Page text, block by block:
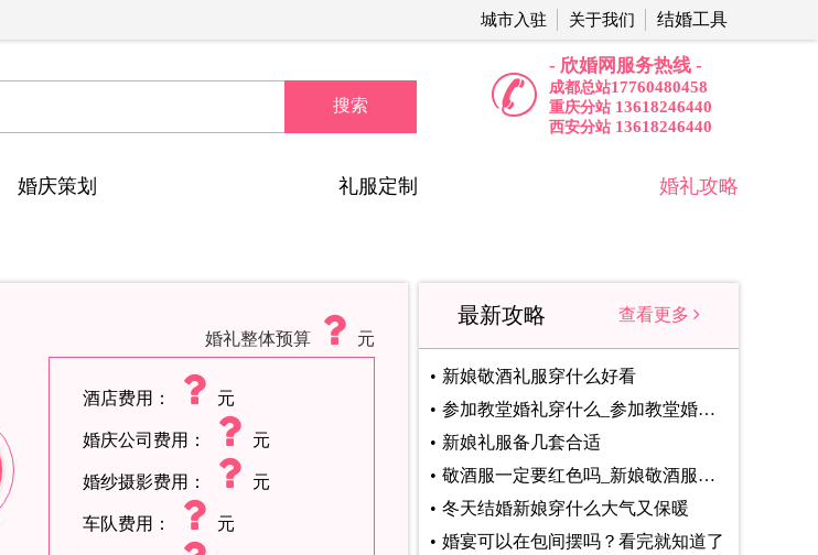
城市入驻 关于我们 结婚工具
搜索
- 欣婚网服务热线 -
成都总站17760480458
重庆分站 13618246440
西安分站 13618246440
婚庆策划 礼服定制 婚礼攻略
婚礼整体预算 元
酒店费用： 元
婚庆公司费用： 元
婚纱摄影费用： 元
车队费用： 元
最新攻略 查看更多
新娘敬酒礼服穿什么好看
参加教堂婚礼穿什么_参加教堂婚礼着装注意事项
新娘礼服备几套合适
敬酒服一定要红色吗_新娘敬酒服颜色选择
冬天结婚新娘穿什么大气又保暖
婚宴可以在包间摆吗？看完就知道了